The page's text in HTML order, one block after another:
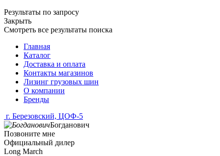
Результаты по запросу
Закрыть
Смотреть все результаты поиска
Главная
Каталог
Доставка и оплата
Контакты магазинов
Лизинг грузовых шин
О компании
Бренды
г. Березовский, ЦОФ-5
Богданович
Позвоните мне
Официальный дилер
Long March